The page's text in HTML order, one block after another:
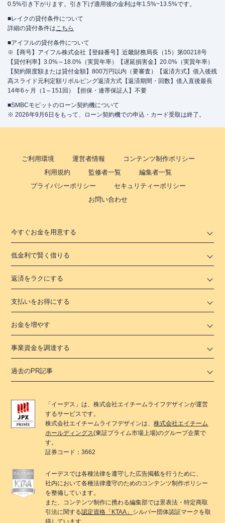
0.5%引き下がります。引き下げ適用後の金利は年1.5%~13.5%です。
■レイクの貸付条件について
詳細の貸付条件はこちら
■アイフルの貸付条件について
※【商号】アイフル株式会社【登録番号】近畿財務局長（15）第00218号
【貸付利率】3.0%～18.0%（実質年率）【遅延損害金】20.0%（実質年率）
【契約限度額または貸付金額】800万円以内（要審査）【返済方式】借入後残
高スライド元利定額リボルビング返済方式【返済期間・回数】借入直後最長
14年6ヶ月（1～151回）【担保・連帯保証人】不要
■SMBCモビットのローン契約機について
※ 2026年9月6日をもって、ローン契約機での申込・カード受取は終了。
ご利用環境 運営者情報
コンテンツ制作ポリシー
利用規約
監修者一覧
編集者一覧
プライバシーポリシー
セキュリティーポリシー
お問い合わせ
今すぐお金を用意する
低金利で賢く借りる
返済をラクにする
支払いをお得にする
お金を増やす
事業資金を調達する
過去のPR記事
「 イーデス 」は、株式会社エイチームライフデザインが運営
するサービスです。
株式会社エイチームライフデザインは、株式会社エイチーム
ホールディングス(東証プライム市場上場)のグループ企業で
す。
証券コード：3662
イーデスでは各種法律を遵守した広告掲載を行うために、
社内において各種法律遵守のためのコンテンツ制作ポリシー
を整備しています。
また、コンテンツ制作に携わる編集部では景表法・特定商取
引法に関する認定資格「KTAA」 シルバー団体認証マークを取
得しています。